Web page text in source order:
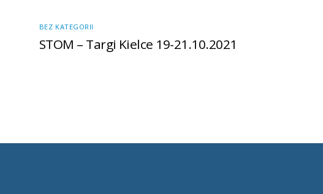
BEZ KATEGORII
STOM – Targi Kielce 19-21.10.2021